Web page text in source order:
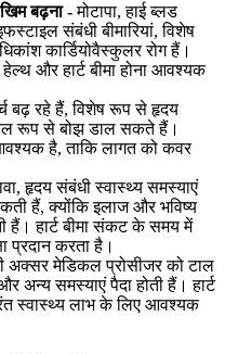
बढ़ना -मोटापा, हाई ब्लड
संबंधी बीमारियां, विशेष
कार्डियोवैस्कुलर रोग हैं।
और हार्ट बीमा होना आवश्यक
बढ़ रहे हैं, विशेष रूप से हृदय
रूप से बोझ डाल सकते हैं।
है, ताकि लागत को कवर
हृदय संबंधी स्वास्थ्य समस्याएं
हैं, क्योंकि इलाज और भविष्य
हैं। हार्ट बीमा संकट के समय में
प्रदान करता है।
अक्सर मेडिकल प्रोसीजर को टाल
अन्य समस्याएं पैदा होती हैं। हार्ट
स्वास्थ्य लाभ के लिए आवश्यक